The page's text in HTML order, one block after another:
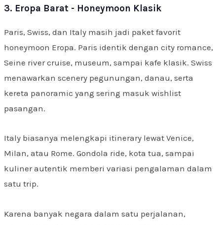
3. Eropa Barat - Honeymoon Klasik
Paris, Swiss, dan Italy masih jadi paket favorit
honeymoon Eropa. Paris identik dengan city romance,
Seine river cruise, museum, sampai kafe klasik. Swiss
menawarkan scenery pegunungan, danau, serta
kereta panoramic yang sering masuk wishlist
pasangan.
Italy biasanya melengkapi itinerary lewat Venice,
Milan, atau Rome. Gondola ride, kota tua, sampai
kuliner autentik memberi variasi pengalaman dalam
satu trip.
Karena banyak negara dalam satu perjalanan,